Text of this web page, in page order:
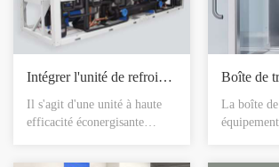
avec le panneau mural, bonne
apparence, pratique et sûr.
de la
de
Intégrer l'unité de refroidissement de l'eau à vis refroidie à l'air (pompe à chaleur)
Il s'agit d'une unité à haute
efficacité éconergisante
Boîte de
La boîte de